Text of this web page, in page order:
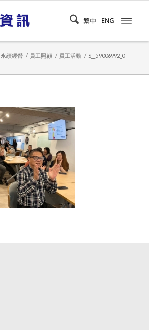
永續經營 / 員工照顧 / 員工活動 / S__59006992_0